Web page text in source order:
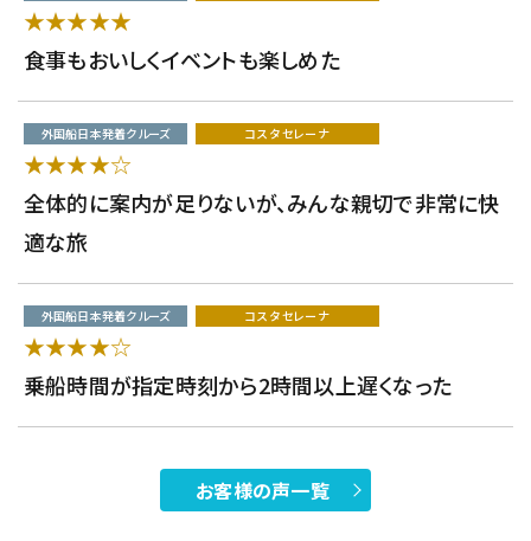
★★★★★
食事もおいしくイベントも楽しめた
外国船日本発着クルーズ コスタ セレーナ
★★★★☆
全体的に案内が足りないが、みんな親切で非常に快
適な旅
外国船日本発着クルーズ コスタ セレーナ
★★★★☆
乗船時間が指定時刻から2時間以上遅くなった
お客様の声一覧